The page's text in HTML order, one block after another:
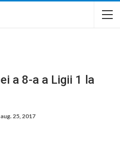
a 8-a a Ligii 1 la
aug. 25, 2017